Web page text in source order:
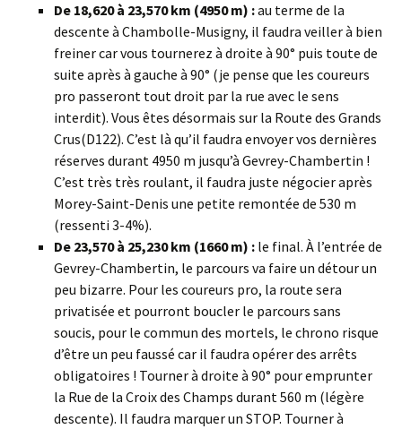
De 18,620 à 23,570 km (4950 m) :au terme de la
descente à Chambolle-Musigny, il faudra veiller à bien
freiner car vous tournerez à droite à 90° puis toute de
suite après à gauche à 90° (je pense que les coureurs
pro passeront tout droit par la rue avec le sens
interdit). Vous êtes désormais sur la Route des Grands
Crus(D122). C’est là qu’il faudra envoyer vos dernières
réserves durant 4950 m jusqu’à Gevrey-Chambertin !
C’est très très roulant, il faudra juste négocier après
Morey-Saint-Denis une petite remontée de 530 m
(ressenti 3-4%).
De 23,570 à 25,230 km (1660 m) : le final. À l’entrée de
Gevrey-Chambertin, le parcours va faire un détour un
peu bizarre. Pour les coureurs pro, la route sera
privatisée et pourront boucler le parcours sans
soucis, pour le commun des mortels, le chrono risque
d’être un peu faussé car il faudra opérer des arrêts
obligatoires ! Tourner à droite à 90° pour emprunter
la Rue de la Croix des Champs durant 560 m (légère
descente). Il faudra marquer un STOP. Tourner à